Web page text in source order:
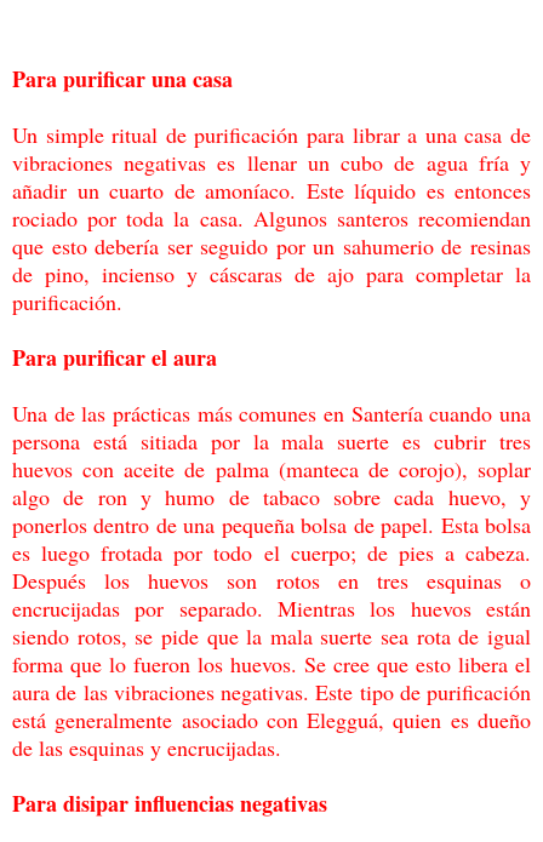
Para purificar una casa
Un simple ritual de purificación para librar a una casa de
vibraciones negativas es llenar uncubo de agua fría y
añadir un cuarto de amoníaco. Este líquido es entonces
rociado portoda la casa. Algunos santeros recomiendan
que esto debería ser seguido por un sahumeriode resinas
de pino, incienso y cáscaras de ajo para completar la
purificación.
Para purificar el aura
Una de las prácticas más comunes en Santería cuando una
persona está sitiada por la mala suerte es cubrir tres
huevos con aceite de palma (manteca de corojo), soplar
algo de ron yhumo de tabaco sobre cada huevo, y
ponerlos dentro de una pequeña bolsa de papel. Esta bolsa
es luego frotada por todo el cuerpo; de pies a cabeza.
Después los huevos son rotos en tres esquinas o
encrucijadas por separado. Mientras los huevos están
siendo rotos, se pide que la mala suerte sea rota de igual
forma que lo fueron los huevos. Se cree que esto libera el
aura de las vibraciones negativas. Este tipo de purificación
está generalmente asociado con Elegguá, quien es dueño
de las esquinas y encrucijadas.
Para disipar influencias negativas